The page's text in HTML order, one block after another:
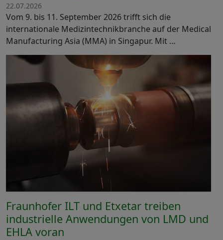
22.07.2026
Vom 9. bis 11. September 2026 trifft sich die
internationale Medizintechnikbranche auf der Medical
Manufacturing Asia (MMA) in Singapur. Mit …
Fraunhofer ILT und Etxetar treiben
industrielle Anwendungen von LMD und
EHLA voran